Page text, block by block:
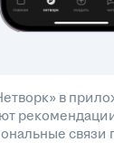
в
связи